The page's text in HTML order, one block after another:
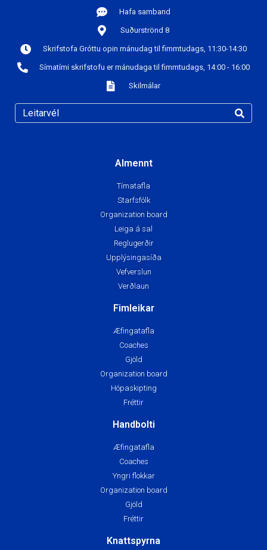
Hafa samband
Suðurströnd 8
Skrifstofa Gróttu opin mánudag til fimmtudags, 11:30-14:30
Símatími skrifstofu er mánudaga til fimmtudags, 14:00 - 16:00
Skilmálar
Almennt
Tímatafla
Starfsfólk
Organization board
Leiga á sal
Reglugerðir
Upplýsingasíða
Vefverslun
Verðlaun
Fimleikar
Æfingatafla
Coaches
Gjöld
Organization board
Hópaskipting
Fréttir
Handbolti
Æfingatafla
Coaches
Yngri flokkar
Organization board
Gjöld
Fréttir
Knattspyrna